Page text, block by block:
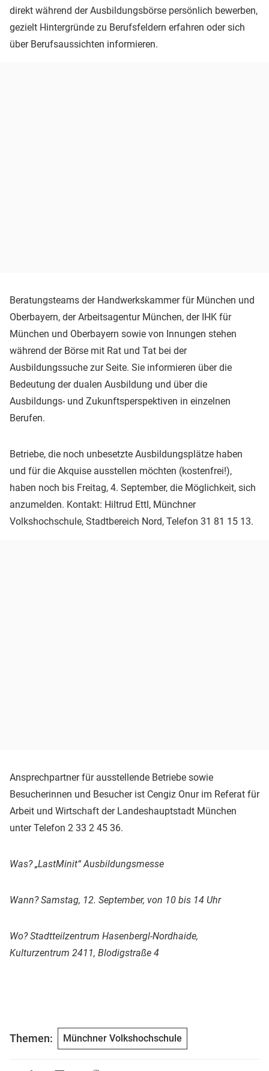
direkt während der Ausbildungsbörse persönlich bewerben,
gezielt Hintergründe zu Berufsfeldern erfahren oder sich
über Berufsaussichten informieren.
Beratungsteams der Handwerkskammer für München und
Oberbayern, der Arbeitsagentur München, der IHK für
München und Oberbayern sowie von Innungen stehen
während der Börse mit Rat und Tat bei der
Ausbildungssuche zur Seite. Sie informieren über die
Bedeutung der dualen Ausbildung und über die
Ausbildungs- und Zukunftsperspektiven in einzelnen
Berufen.
Betriebe, die noch unbesetzte Ausbildungsplätze haben
und für die Akquise ausstellen möchten (kostenfrei!),
haben noch bis Freitag, 4. September, die Möglichkeit, sich
anzumelden. Kontakt: Hiltrud Ettl, Münchner
Volkshochschule, Stadtbereich Nord, Telefon 31 81 15 13.
Ansprechpartner für ausstellende Betriebe sowie
Besucherinnen und Besucher ist Cengiz Onur im Referat für
Arbeit und Wirtschaft der Landeshauptstadt München
unter Telefon 2 33 2 45 36.
Was? „LastMinit“ Ausbildungsmesse
Wann? Samstag, 12. September, von 10 bis 14 Uhr
Wo? Stadtteilzentrum Hasenbergl-Nordhaide,
Kulturzentrum 2411, Blodigstraße 4
Themen: Münchner Volkshochschule